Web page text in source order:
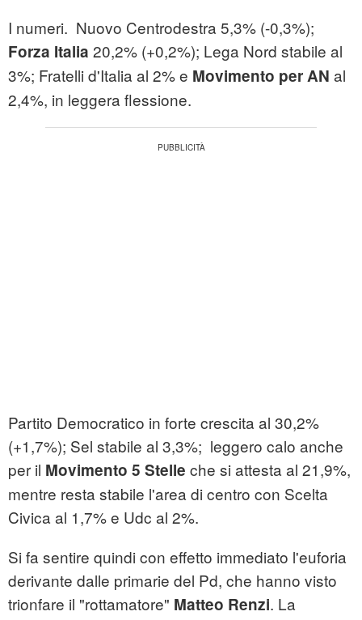
I numeri. Nuovo Centrodestra 5,3% (-0,3%);
Forza Italia 20,2% (+0,2%); Lega Nord stabile al
3%; Fratelli d'Italia al 2% e Movimento per AN al
2,4%, in leggera flessione.
Partito Democratico in forte crescita al 30,2%
(+1,7%); Sel stabile al 3,3%; leggero calo anche
per il Movimento 5 Stelle che si attesta al 21,9%,
mentre resta stabile l'area di centro con Scelta
Civica al 1,7% e Udc al 2%.
Si fa sentire quindi con effetto immediato l'euforia
derivante dalle primarie del Pd, che hanno visto
trionfare il "rottamatore" Matteo Renzi. La